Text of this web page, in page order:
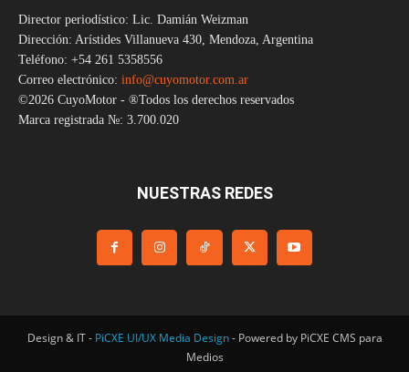
Director periodístico: Lic. Damián Weizman
Dirección: Arístides Villanueva 430, Mendoza, Argentina
Teléfono: +54 261 5358556
Correo electrónico: info@cuyomotor.com.ar
©2026 CuyoMotor - ®Todos los derechos reservados
Marca registrada №: 3.700.020
NUESTRAS REDES
Design & IT - PiCXE UI/UX Media Design- Powered by PiCXE CMS para
Medios